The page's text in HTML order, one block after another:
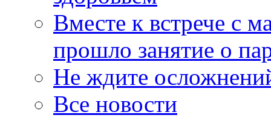
Вместе к встрече с
прошло занятие о
Не ждите
Все новости